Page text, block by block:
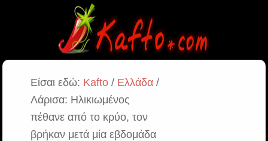
Είσαι εδώ: Kafto/ Ελλάδα/
Λάρισα: Ηλικιωμένος
πέθανε από το κρύο, τον
βρήκαν μετά μία εβδομάδα